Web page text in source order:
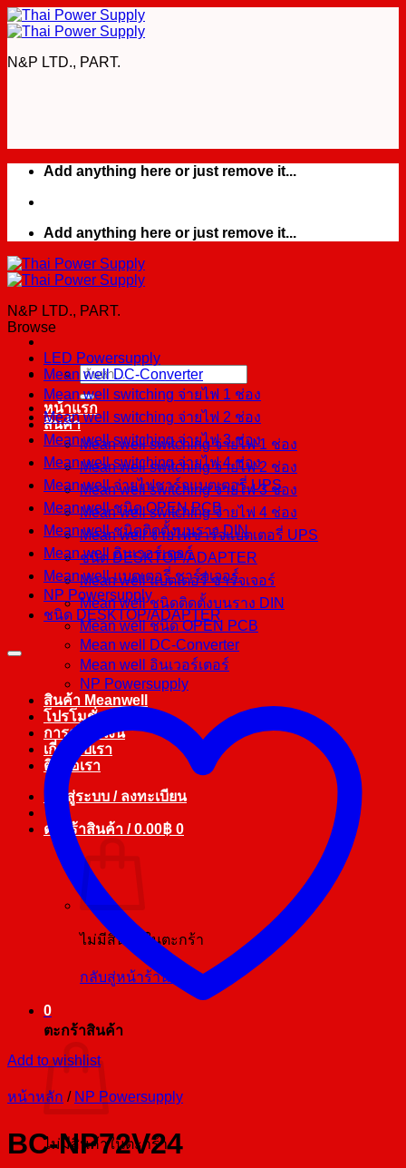
Skip
to
N&P LTD., PART.
Add anything here or just remove it...
Add anything here or just remove it...
N&P LTD., PART.
ค้นหา:
หน้าแรก
สินค้า
Mean well switching จ่ายไฟ 1 ช่อง
Mean well switching จ่ายไฟ 2 ช่อง
Mean well switching จ่ายไฟ 3 ช่อง
Mean well switching จ่ายไฟ 4 ช่อง
Mean well จ่ายไฟชาร์จแบตเตอรี่ UPS
ชนิด DESKTOP/ADAPTER
Mean well แบตเตอรี่ ชาร์จเจอร์
Mean well ชนิดติดตั้งบนราง DIN
Mean well ชนิด OPEN PCB
Mean well DC-Converter
Mean well อินเวอร์เตอร์
NP Powersupply
สินค้า Meanwell
โปรโมชั่น
การชำระเงิน
เกี่ยวกับเรา
ติดต่อเรา
เข้าสู่ระบบ / ลงทะเบียน
ตะกร้าสินค้า /0.00฿ 0
ไม่มีสินค้าในตะกร้า
กลับสู่หน้าร้านค้า
0
ตะกร้าสินค้า
ไม่มีสินค้าในตะกร้า
Browse
LED Powersupply
Mean well DC-Converter
Mean well switching จ่ายไฟ 1 ช่อง
Mean well switching จ่ายไฟ 2 ช่อง
Mean well switching จ่ายไฟ 3 ช่อง
Mean well switching จ่ายไฟ 4 ช่อง
Mean well จ่ายไฟชาร์จแบตเตอรี่ UPS
Mean well ชนิด OPEN PCB
Mean well ชนิดติดตั้งบนราง DIN
Mean well อินเวอร์เตอร์
Mean well แบตเตอรี่ ชาร์จเจอร์
NP Powersupply
ชนิด DESKTOP/ADAPTER
Add to wishlist
หน้าหลัก / NP Powersupply
BC-NP72V24